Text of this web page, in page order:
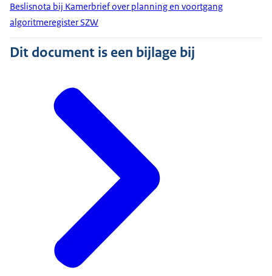
Beslisnota bij Kamerbrief over planning en voortgang
algoritmeregister SZW
Dit document is een bijlage bij